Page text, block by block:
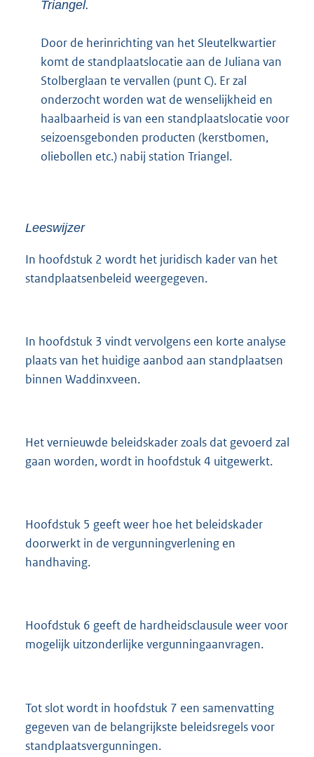
Triangel.
Door de herinrichting van het Sleutelkwartier
komt de standplaatslocatie aan de Juliana van
Stolberglaan te vervallen (punt C). Er zal
onderzocht worden wat de wenselijkheid en
haalbaarheid is van een standplaatslocatie voor
seizoensgebonden producten (kerstbomen,
oliebollen etc.) nabij station Triangel.
Leeswijzer
In hoofdstuk 2 wordt het juridisch kader van het
standplaatsenbeleid weergegeven.
In hoofdstuk 3 vindt vervolgens een korte analyse
plaats van het huidige aanbod aan standplaatsen
binnen Waddinxveen.
Het vernieuwde beleidskader zoals dat gevoerd zal
gaan worden, wordt in hoofdstuk 4 uitgewerkt.
Hoofdstuk 5 geeft weer hoe het beleidskader
doorwerkt in de vergunningverlening en
handhaving.
Hoofdstuk 6 geeft de hardheidsclausule weer voor
mogelijk uitzonderlijke vergunningaanvragen.
Tot slot wordt in hoofdstuk 7 een samenvatting
gegeven van de belangrijkste beleidsregels voor
standplaatsvergunningen.